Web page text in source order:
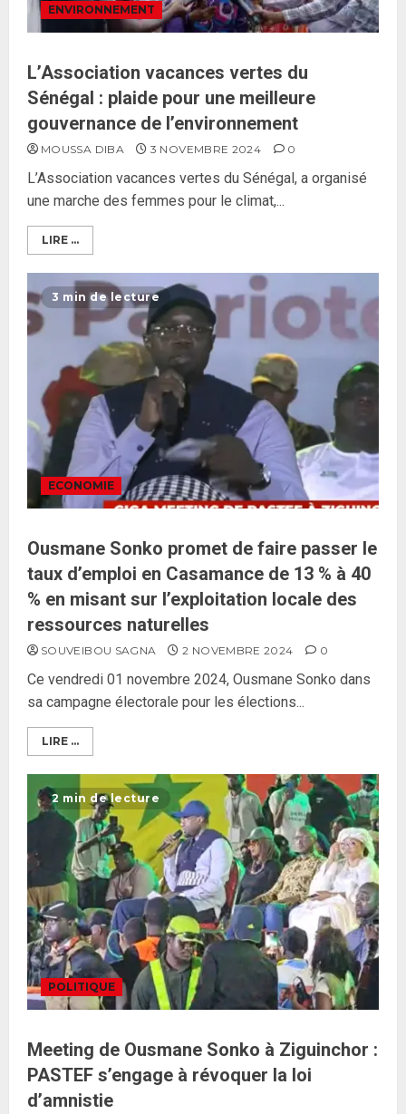
ENVIRONNEMENT
L’Association vacances vertes du
Sénégal : plaide pour une meilleure
gouvernance de l’environnement
MOUSSA DIBA 3 NOVEMBRE 2024 0
L’Association vacances vertes du Sénégal, a organisé
une marche des femmes pour le climat,...
LIRE ...
3 min de lecture
ECONOMIE
Ousmane Sonko promet de faire passer le
taux d’emploi en Casamance de 13 % à 40
% en misant sur l’exploitation locale des
ressources naturelles
SOUVEIBOU SAGNA 2 NOVEMBRE 2024 0
Ce vendredi 01 novembre 2024, Ousmane Sonko dans
sa campagne électorale pour les élections...
LIRE ...
2 min de lecture
POLITIQUE
Meeting de Ousmane Sonko à Ziguinchor :
PASTEF s’engage à révoquer la loi
d’amnistie